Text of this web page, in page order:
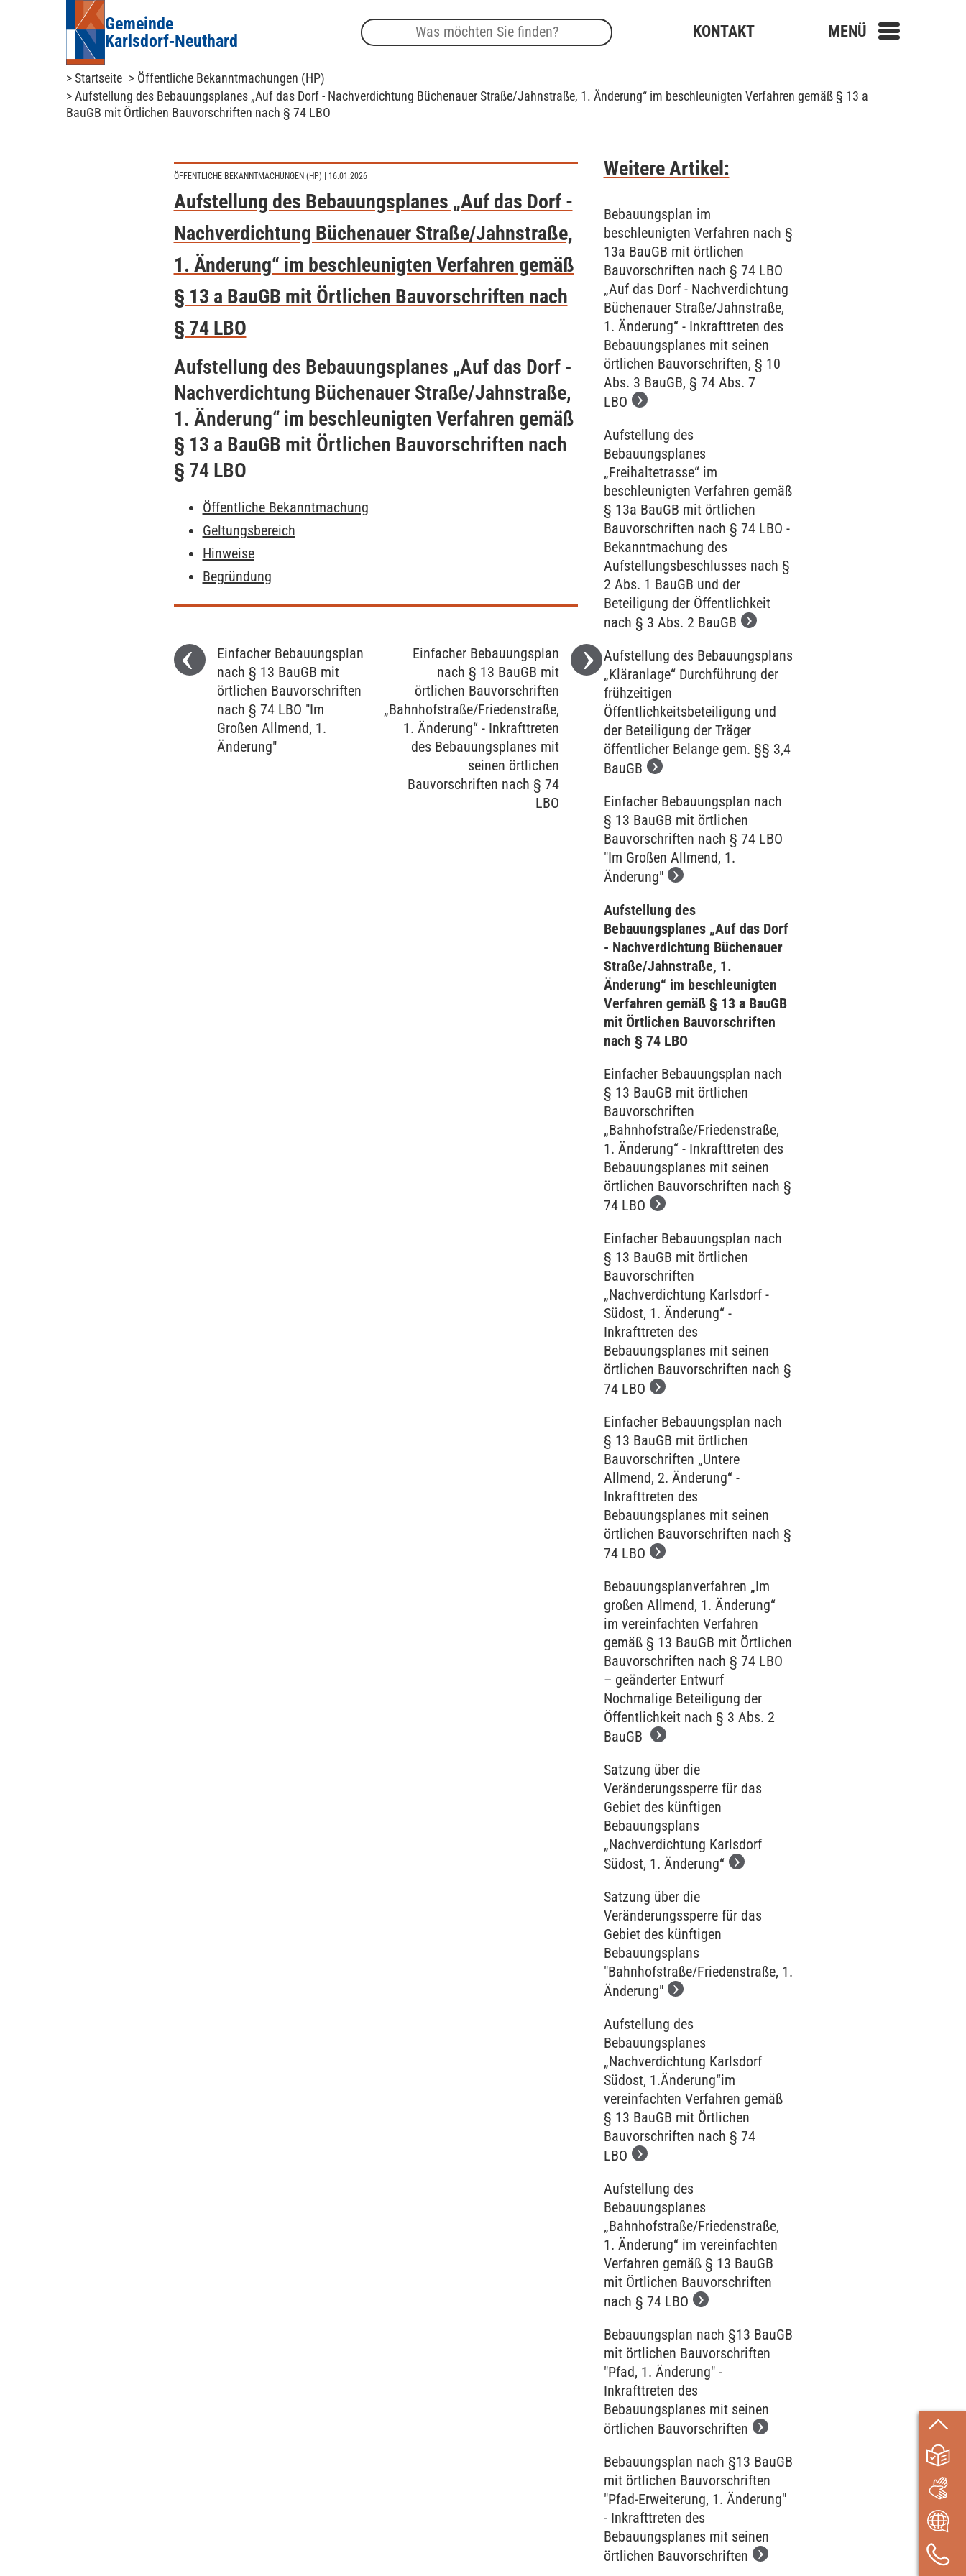
Gemeinde
Karlsdorf‑Neuthard
KONTAKT MENÜ
> Startseite > Öffentliche Bekanntmachungen (HP)
> Aufstellung des Bebauungsplanes „Auf das Dorf - Nachverdichtung Büchenauer Straße/Jahnstraße, 1. Änderung“ im beschleunigten Verfahren gemäß § 13 a
BauGB mit Örtlichen Bauvorschriften nach § 74 LBO
ÖFFENTLICHE BEKANNTMACHUNGEN (HP) | 16.01.2026
Aufstellung des Bebauungsplanes „Auf das Dorf -
Nachverdichtung Büchenauer Straße/Jahnstraße,
1. Änderung“ im beschleunigten Verfahren gemäß
§ 13 a BauGB mit Örtlichen Bauvorschriften nach
§ 74 LBO
Aufstellung des Bebauungsplanes „Auf das Dorf -
Nachverdichtung Büchenauer Straße/Jahnstraße,
1. Änderung“ im beschleunigten Verfahren gemäß
§ 13 a BauGB mit Örtlichen Bauvorschriften nach
§ 74 LBO
Öffentliche Bekanntmachung
Geltungsbereich
Hinweise
Begründung
Einfacher Bebauungsplan
nach § 13 BauGB mit
örtlichen Bauvorschriften
nach § 74 LBO "Im
Großen Allmend, 1.
Änderung"
Einfacher Bebauungsplan
nach § 13 BauGB mit
örtlichen Bauvorschriften
„Bahnhofstraße/Friedenstraße,
1. Änderung“ - Inkrafttreten
des Bebauungsplanes mit
seinen örtlichen
Bauvorschriften nach § 74
LBO
Weitere Artikel:
Bebauungsplan im
beschleunigten Verfahren nach §
13a BauGB mit örtlichen
Bauvorschriften nach § 74 LBO
„Auf das Dorf - Nachverdichtung
Büchenauer Straße/Jahnstraße,
1. Änderung“ - Inkrafttreten des
Bebauungsplanes mit seinen
örtlichen Bauvorschriften, § 10
Abs. 3 BauGB, § 74 Abs. 7
LBO
Aufstellung des
Bebauungsplanes
„Freihaltetrasse“ im
beschleunigten Verfahren gemäß
§ 13a BauGB mit örtlichen
Bauvorschriften nach § 74 LBO -
Bekanntmachung des
Aufstellungsbeschlusses nach §
2 Abs. 1 BauGB und der
Beteiligung der Öffentlichkeit
nach § 3 Abs. 2 BauGB
Aufstellung des Bebauungsplans
„Kläranlage‘‘ Durchführung der
frühzeitigen
Öffentlichkeitsbeteiligung und
der Beteiligung der Träger
öffentlicher Belange gem. §§ 3,4
BauGB
Einfacher Bebauungsplan nach
§ 13 BauGB mit örtlichen
Bauvorschriften nach § 74 LBO
"Im Großen Allmend, 1.
Änderung"
Aufstellung des
Bebauungsplanes „Auf das Dorf
- Nachverdichtung Büchenauer
Straße/Jahnstraße, 1.
Änderung“ im beschleunigten
Verfahren gemäß § 13 a BauGB
mit Örtlichen Bauvorschriften
nach § 74 LBO
Einfacher Bebauungsplan nach
§ 13 BauGB mit örtlichen
Bauvorschriften
„Bahnhofstraße/Friedenstraße,
1. Änderung“ - Inkrafttreten des
Bebauungsplanes mit seinen
örtlichen Bauvorschriften nach §
74 LBO
Einfacher Bebauungsplan nach
§ 13 BauGB mit örtlichen
Bauvorschriften
„Nachverdichtung Karlsdorf -
Südost, 1. Änderung“ -
Inkrafttreten des
Bebauungsplanes mit seinen
örtlichen Bauvorschriften nach §
74 LBO
Einfacher Bebauungsplan nach
§ 13 BauGB mit örtlichen
Bauvorschriften „Untere
Allmend, 2. Änderung“ -
Inkrafttreten des
Bebauungsplanes mit seinen
örtlichen Bauvorschriften nach §
74 LBO
Bebauungsplanverfahren „Im
großen Allmend, 1. Änderung“
im vereinfachten Verfahren
gemäß § 13 BauGB mit Örtlichen
Bauvorschriften nach § 74 LBO
– geänderter Entwurf
Nochmalige Beteiligung der
Öffentlichkeit nach § 3 Abs. 2
BauGB
Satzung über die
Veränderungssperre für das
Gebiet des künftigen
Bebauungsplans
„Nachverdichtung Karlsdorf
Südost, 1. Änderung“
Satzung über die
Veränderungssperre für das
Gebiet des künftigen
Bebauungsplans
"Bahnhofstraße/Friedenstraße, 1.
Änderung"
Aufstellung des
Bebauungsplanes
„Nachverdichtung Karlsdorf
Südost, 1.Änderung“im
vereinfachten Verfahren gemäß
§ 13 BauGB mit Örtlichen
Bauvorschriften nach § 74
LBO
Aufstellung des
Bebauungsplanes
„Bahnhofstraße/Friedenstraße,
1. Änderung“ im vereinfachten
Verfahren gemäß § 13 BauGB
mit Örtlichen Bauvorschriften
nach § 74 LBO
Bebauungsplan nach §13 BauGB
mit örtlichen Bauvorschriften
"Pfad, 1. Änderung" -
Inkrafttreten des
Bebauungsplanes mit seinen
örtlichen Bauvorschriften
Bebauungsplan nach §13 BauGB
mit örtlichen Bauvorschriften
"Pfad-Erweiterung, 1. Änderung"
- Inkrafttreten des
Bebauungsplanes mit seinen
örtlichen Bauvorschriften